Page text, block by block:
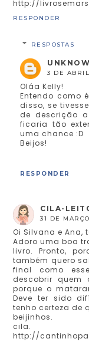
http://
RESPONDER
RESPOSTAS
3 DE
Oláa Kelly!
Entendo como
disso, se
de descrição
ficaria tão
uma chance :D
Beijos!
RESPONDER
CILA-
31 DE
Oi Silvana e Ana,
Adoro uma boa
livro. Pronto,
também quero
final como
descobrir quem
porque o
Deve ter sido
tenho certeza de
beijinhos.
cila.
http://